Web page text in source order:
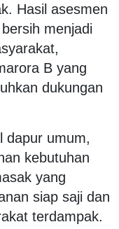
Hasil asesmen
menjadi
B yang
dukungan
dapur umum,
kebutuhan
yang
siap saji dan
terdampak.